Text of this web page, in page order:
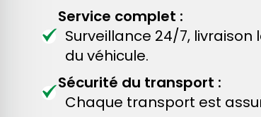
Service complet :
Surveillance 24/7,
du véhicule.
Sécurité du transport :
Chaque transport est